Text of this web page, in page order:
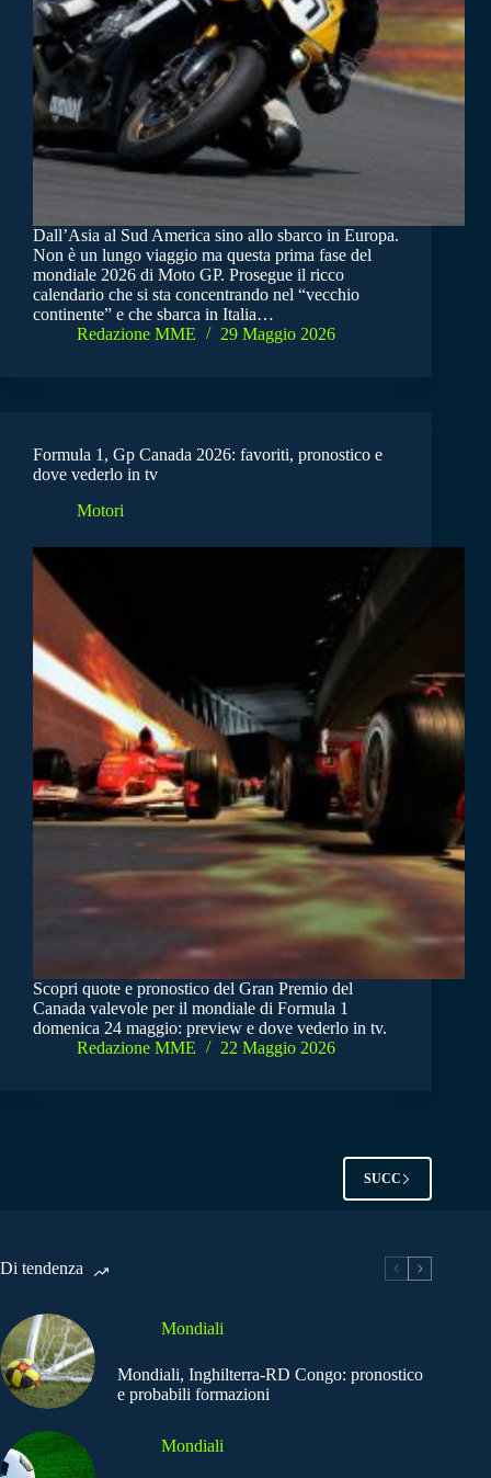
Dall’Asia al Sud America sino allo sbarco in Europa.
Non è un lungo viaggio ma questa prima fase del
mondiale 2026 di Moto GP. Prosegue il ricco
calendario che si sta concentrando nel “vecchio
continente” e che sbarca in Italia…
Redazione MME
29 Maggio 2026
Formula 1, Gp Canada 2026: favoriti, pronostico e
dove vederlo in tv
Motori
Scopri quote e pronostico del Gran Premio del
Canada valevole per il mondiale di Formula 1
domenica 24 maggio: preview e dove vederlo in tv.
Redazione MME
22 Maggio 2026
SUCC
Di tendenza
Mondiali
Mondiali, Inghilterra-RD Congo: pronostico
e probabili formazioni
Mondiali